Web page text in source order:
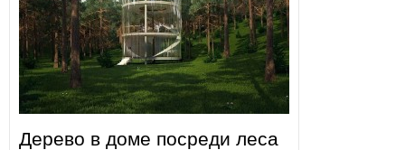
Дерево в доме посреди леса